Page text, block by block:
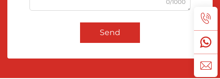
0/1000
Send